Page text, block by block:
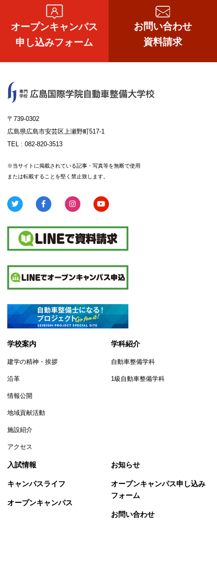
オープンキャンパス
申し込みフォーム
お問い合わせ
資料請求
〒739-0302
広島県広島市安芸区上瀬野町517-1
TEL : 082-820-3513
※当サイトに掲載されている記事・写真等を無断で使用
または転載することを堅く禁止致します。
学校案内
建学の精神・挨拶
沿革
情報公開
地域貢献活動
施設紹介
アクセス
学科紹介
自動車整備学科
1級自動車整備学科
入試情報
キャンパスライフ
オープンキャンパス
お知らせ
オープンキャンパス申し込み
フォーム
お問い合わせ